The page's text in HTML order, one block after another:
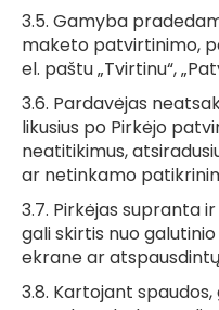
3.5. Gamyba
maketo patvirtinimo,
el. paštu „Tvirtinu“,
3.6. Pardavėjas
likusius po Pirkėjo
neatitikimus,
ar netinkamo
3.7. Pirkėjas supranta
gali skirtis nuo
ekrane ar
3.8. Kartojant